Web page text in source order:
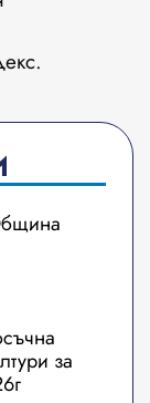
за